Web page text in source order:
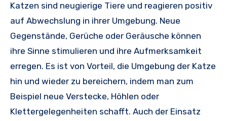
Katzen sind neugierige Tiere und reagieren positiv
auf Abwechslung in ihrer Umgebung. Neue
Gegenstände, Gerüche oder Geräusche können
ihre Sinne stimulieren und ihre Aufmerksamkeit
erregen. Es ist von Vorteil, die Umgebung der Katze
hin und wieder zu bereichern, indem man zum
Beispiel neue Verstecke, Höhlen oder
Klettergelegenheiten schafft. Auch der Einsatz